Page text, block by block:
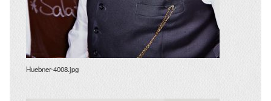
Huebner-4008.jpg